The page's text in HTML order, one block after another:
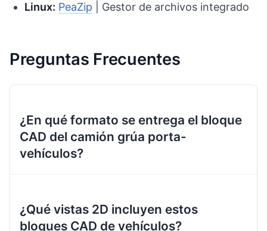
Linux: PeaZip | Gestor de archivos integrado
Preguntas Frecuentes
¿En qué formato se entrega el bloque
CAD del camión grúa porta-
vehículos?
¿Qué vistas 2D incluyen estos
bloques CAD de vehículos?